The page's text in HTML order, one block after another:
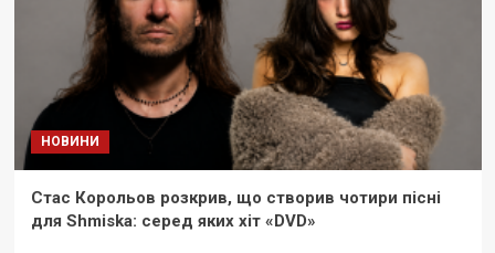
НОВИНИ
Стас Корольов розкрив, що створив чотири пісні
для Shmiska: серед яких хіт «DVD»